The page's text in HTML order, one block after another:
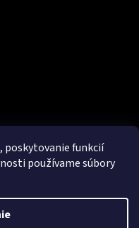
poskytovanie funkcií
používame súbory